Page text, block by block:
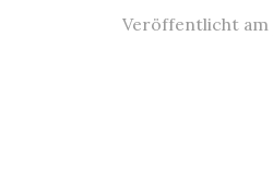
Veröffentlicht am